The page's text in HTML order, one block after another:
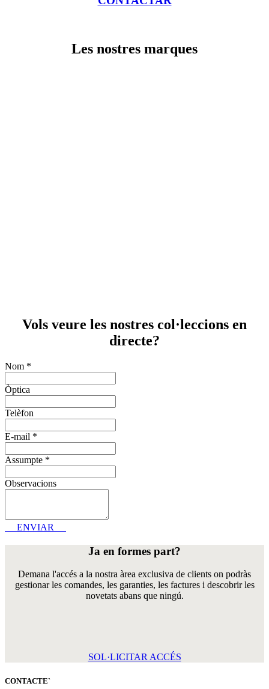
Les nostres marques
Vols veure les nostres col·leccions en
directe?
Nom *
Òptica
Telèfon
E-mail *
Assumpte *
Observacions
ENVIAR
Ja en formes part?
Demana l'accés a la nostra àrea exclusiva de clients on podràs
gestionar les comandes, les garanties, les factures i descobrir les
novetats abans que ningú.
SOL·LICITAR ACCÉS
CONTACTE`